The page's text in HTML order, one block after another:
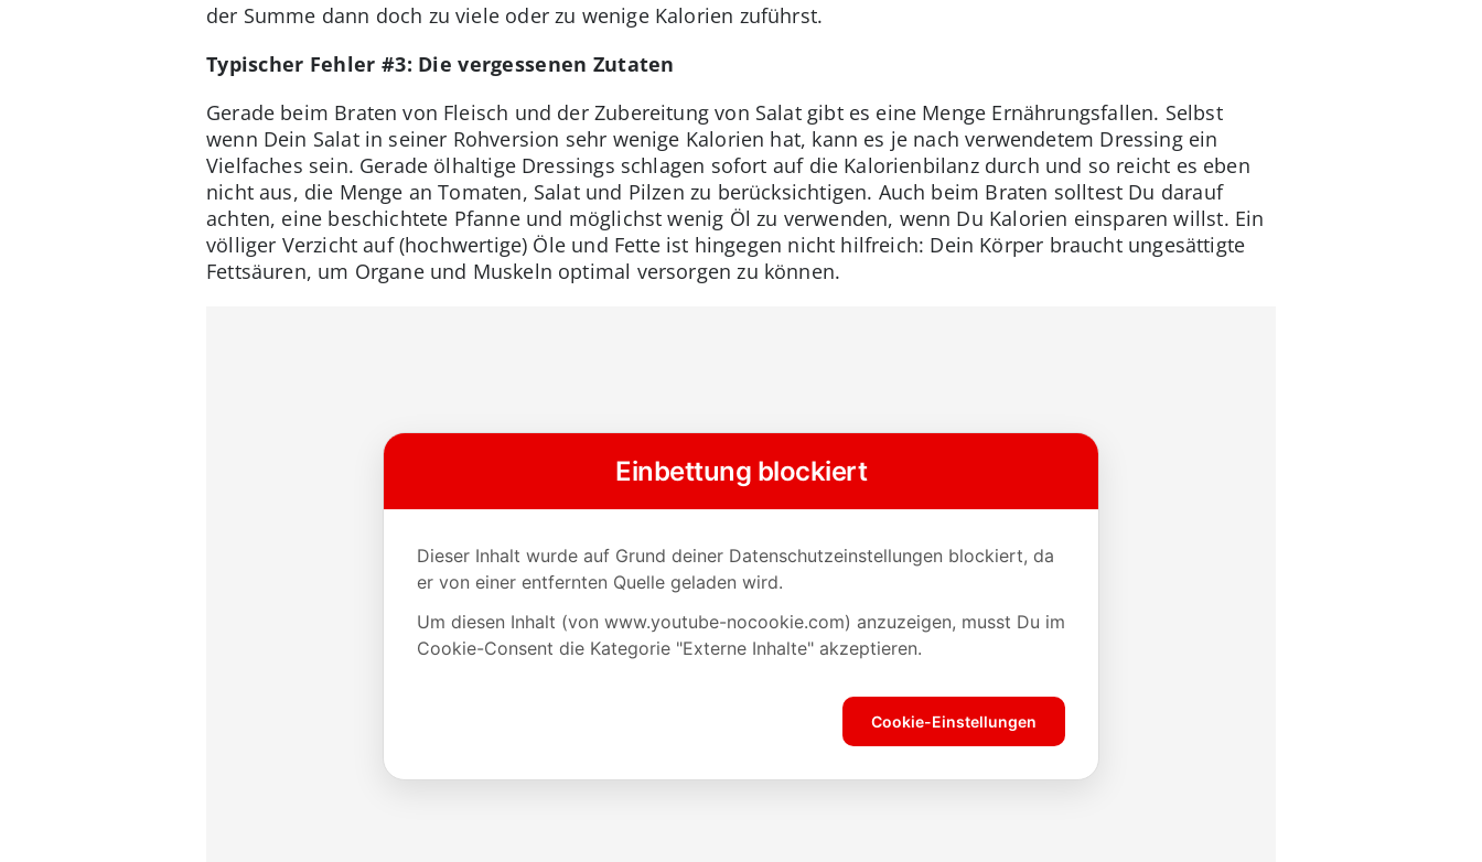
der Summe dann doch zu viele oder zu wenige Kalorien zuführst.
Typischer Fehler #3: Die vergessenen Zutaten
Gerade beim Braten von Fleisch und der Zubereitung von Salat gibt es eine Menge Ernährungsfallen. Selbst
wenn Dein Salat in seiner Rohversion sehr wenige Kalorien hat, kann es je nach verwendetem Dressing ein
Vielfaches sein. Gerade ölhaltige Dressings schlagen sofort auf die Kalorienbilanz durch und so reicht es eben
nicht aus, die Menge an Tomaten, Salat und Pilzen zu berücksichtigen. Auch beim Braten solltest Du darauf
achten, eine beschichtete Pfanne und möglichst wenig Öl zu verwenden, wenn Du Kalorien einsparen willst. Ein
völliger Verzicht auf (hochwertige) Öle und Fette ist hingegen nicht hilfreich: Dein Körper braucht ungesättigte
Fettsäuren, um Organe und Muskeln optimal versorgen zu können.